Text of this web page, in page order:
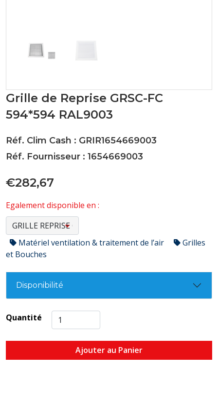
Grille de Reprise GRSC-FC
594*594 RAL9003
Réf. Clim Cash : GRIR1654669003
Réf. Fournisseur : 1654669003
€282,67
Egalement disponible en :
Matériel ventilation & traitement de l’air
Grilles
et Bouches
Disponibilité
Quantité
Ajouter au Panier